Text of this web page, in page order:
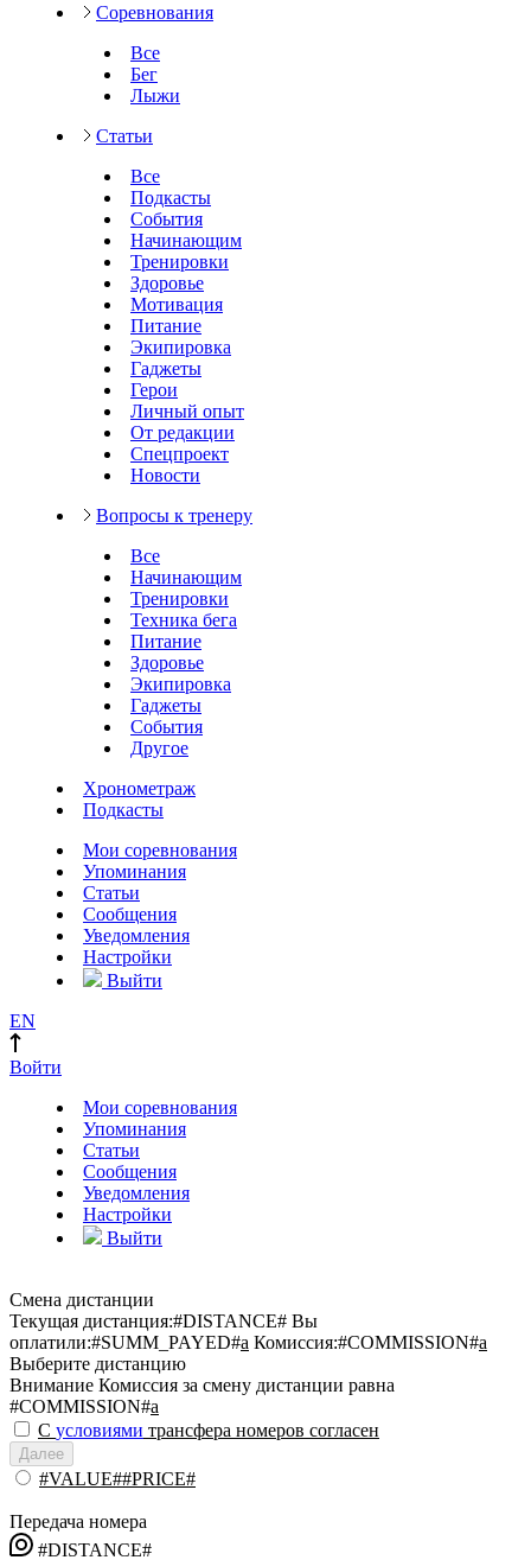
Соревнования
Все
Бег
Лыжи
Статьи
Все
Подкасты
События
Начинающим
Тренировки
Здоровье
Мотивация
Питание
Экипировка
Гаджеты
Герои
Личный опыт
От редакции
Спецпроект
Новости
Вопросы к тренеру
Все
Начинающим
Тренировки
Техника бега
Питание
Здоровье
Экипировка
Гаджеты
События
Другое
Хронометраж
Подкасты
Мои соревнования
Упоминания
Статьи
Сообщения
Уведомления
Настройки
Выйти
EN
Войти
Мои соревнования
Упоминания
Статьи
Сообщения
Уведомления
Настройки
Выйти
Смена дистанции
Текущая дистанция:#DISTANCE# Вы
оплатили:#SUMM_PAYED#a Комиссия:#COMMISSION#a
Выберите дистанцию
Внимание Комиссия за смену дистанции равна
#COMMISSION#a
С условиями трансфера номеров согласен
Далее
#VALUE##PRICE#
Передача номера
#DISTANCE#